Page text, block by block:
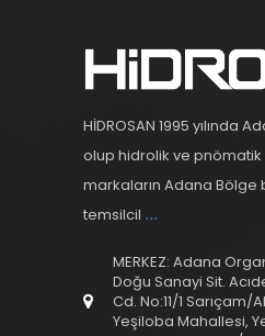
HİDROSAN 1995 yılında
olup hidrolik ve
markaların Adana Bölge
temsilcil ...
MERKEZ: Adana
Doğu Sanayi Sit.
Cd. No:11/1 Sarıçam/
Yeşiloba Mahallesi,